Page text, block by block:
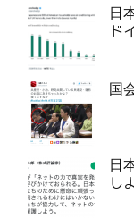
日
ド
国
日
し